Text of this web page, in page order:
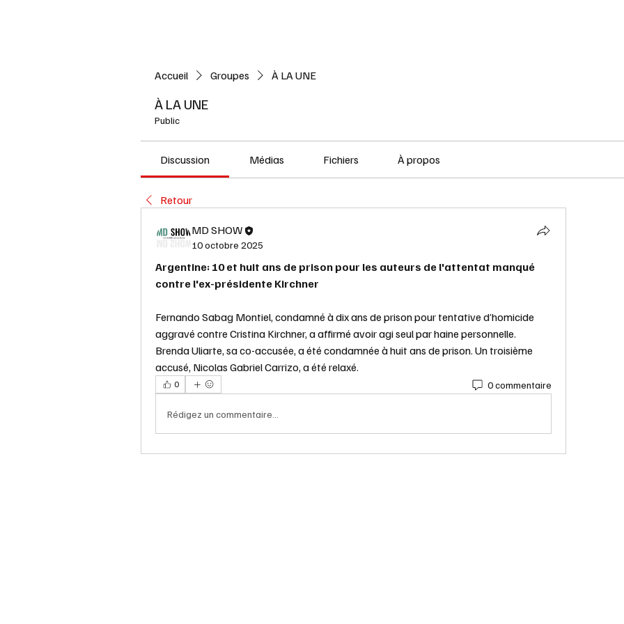
Accueil Groupes À LA UNE
À LA UNE
Public
Discussion Médias Fichiers À propos
Retour
MD SHOW
10 octobre 2025
Argentine: 10 et huit ans de prison pour les auteurs de l'attentat manqué
contre l'ex-présidente Kirchner
Fernando Sabag Montiel, condamné à dix ans de prison pour tentative d’homicide
aggravé contre Cristina Kirchner, a affirmé avoir agi seul par haine personnelle.
Brenda Uliarte, sa co-accusée, a été condamnée à huit ans de prison. Un troisième
accusé, Nicolas Gabriel Carrizo, a été relaxé.
0 0 commentaire
Rédigez un commentaire...